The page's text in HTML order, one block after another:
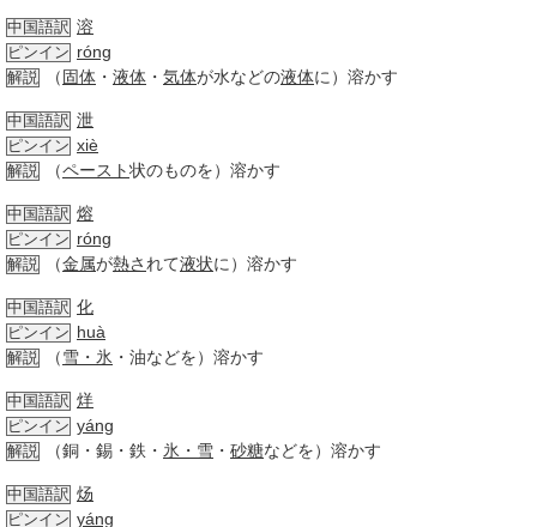
中国語訳 溶
ピンイン róng
解説 （ 固体 ・ 液体 ・ 気体が水などの液体に）溶かす
中国語訳 泄
ピンイン xiè
解説 （ペースト状のものを）溶かす
中国語訳 熔
ピンイン róng
解説 （金属が熱されて液状に）溶かす
中国語訳 化
ピンイン huà
解説 （雪・氷 ・油などを）溶かす
中国語訳 烊
ピンイン yáng
解説 （銅・錫・鉄・ 氷・雪 ・ 砂糖などを）溶かす
中国語訳 炀
ピンイン yáng